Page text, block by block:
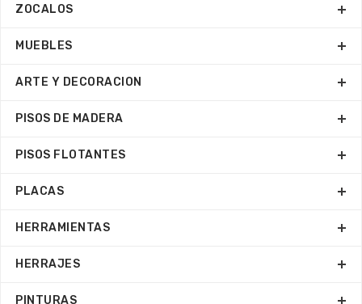
ZOCALOS
MUEBLES
ARTE Y DECORACION
PISOS DE MADERA
PISOS FLOTANTES
PLACAS
HERRAMIENTAS
HERRAJES
PINTURAS